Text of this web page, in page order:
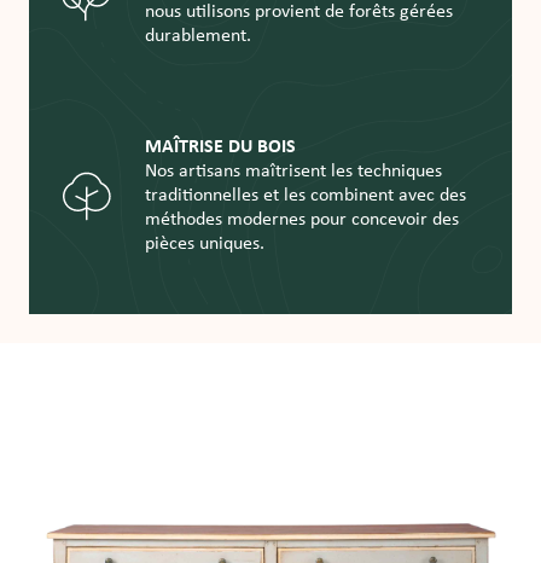
nous utilisons provient de forêts gérées
durablement.
MAÎTRISE DU BOIS
Nos artisans maîtrisent les techniques
traditionnelles et les combinent avec des
méthodes modernes pour concevoir des
pièces uniques.